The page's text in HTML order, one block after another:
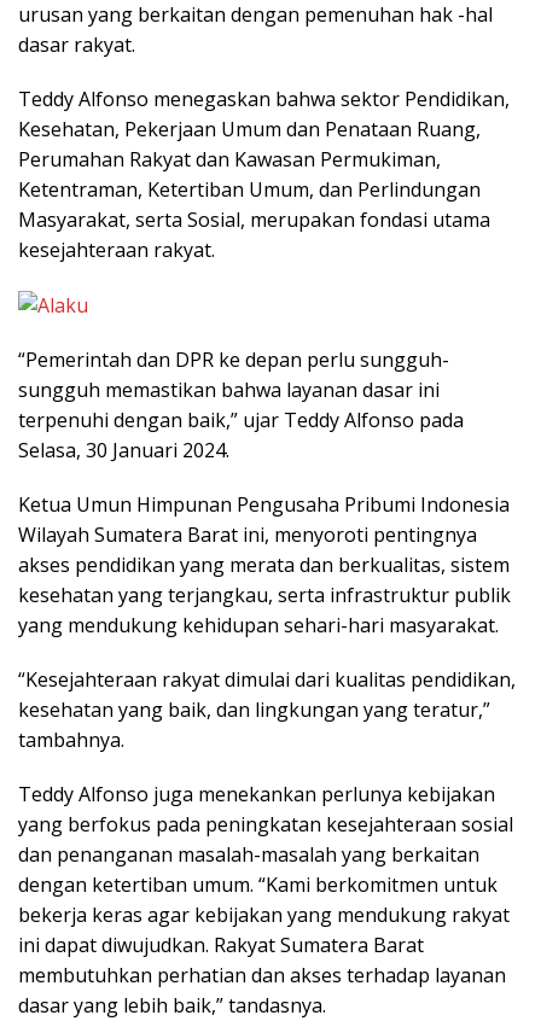
urusan yang berkaitan dengan pemenuhan hak -hal
dasar rakyat.
Teddy Alfonso menegaskan bahwa sektor Pendidikan,
Kesehatan, Pekerjaan Umum dan Penataan Ruang,
Perumahan Rakyat dan Kawasan Permukiman,
Ketentraman, Ketertiban Umum, dan Perlindungan
Masyarakat, serta Sosial, merupakan fondasi utama
kesejahteraan rakyat.
“Pemerintah dan DPR ke depan perlu sungguh-
sungguh memastikan bahwa layanan dasar ini
terpenuhi dengan baik,” ujar Teddy Alfonso pada
Selasa, 30 Januari 2024.
Ketua Umun Himpunan Pengusaha Pribumi Indonesia
Wilayah Sumatera Barat ini, menyoroti pentingnya
akses pendidikan yang merata dan berkualitas, sistem
kesehatan yang terjangkau, serta infrastruktur publik
yang mendukung kehidupan sehari-hari masyarakat.
“Kesejahteraan rakyat dimulai dari kualitas pendidikan,
kesehatan yang baik, dan lingkungan yang teratur,”
tambahnya.
Teddy Alfonso juga menekankan perlunya kebijakan
yang berfokus pada peningkatan kesejahteraan sosial
dan penanganan masalah-masalah yang berkaitan
dengan ketertiban umum. “Kami berkomitmen untuk
bekerja keras agar kebijakan yang mendukung rakyat
ini dapat diwujudkan. Rakyat Sumatera Barat
membutuhkan perhatian dan akses terhadap layanan
dasar yang lebih baik,” tandasnya.